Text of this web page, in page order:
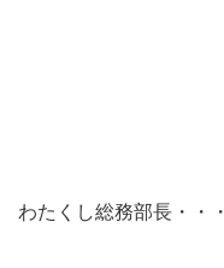
わたくし総務部長・・・